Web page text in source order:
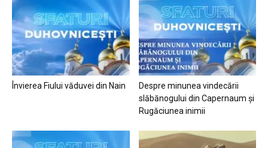
Învierea Fiului văduvei din Nain
Despre minunea vindecării
slăbănogului din Capernaum și
Rugăciunea inimii